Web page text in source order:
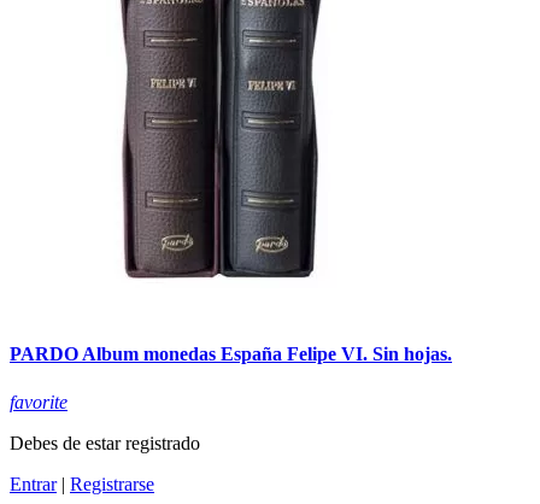
PARDO Album monedas España Felipe VI. Sin hojas.
favorite
Debes de estar registrado
Entrar| Registrarse